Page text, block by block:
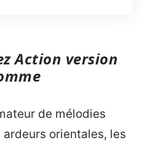
Action version
de mélodies
orientales, les